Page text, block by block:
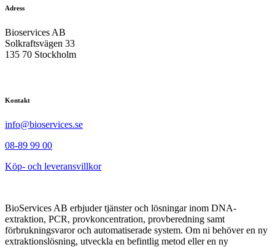
Adress
Bioservices AB
Solkraftsvägen 33
135 70 Stockholm
Kontakt
info@bioservices.se
08-89 99 00
Köp- och leveransvillkor
BioServices AB erbjuder tjänster och lösningar inom DNA-
extraktion, PCR, provkoncentration, provberedning samt
förbrukningsvaror och automatiserade system. Om ni behöver en ny
extraktionslösning, utveckla en befintlig metod eller en ny